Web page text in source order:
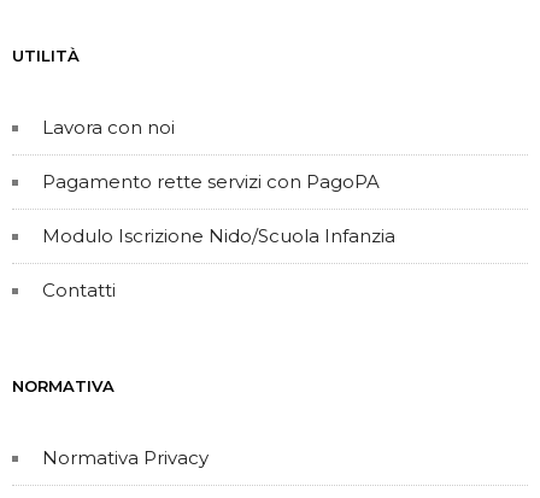
UTILITÀ
Lavora con noi
Pagamento rette servizi con PagoPA
Modulo Iscrizione Nido/Scuola Infanzia
Contatti
NORMATIVA
Normativa Privacy